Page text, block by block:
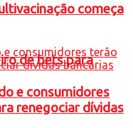
de bets para
começa
e consumidores
renegociar dívidas